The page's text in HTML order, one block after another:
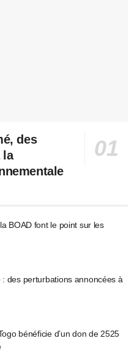
des
la
BOAD font le point sur les
des perturbations annoncées à
bénéficie d’un don de 2525